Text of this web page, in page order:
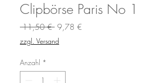
Clipbörse Paris No 1
11,50 € Standardpreis
9,78 €
zzgl. Versand
Anzahl *